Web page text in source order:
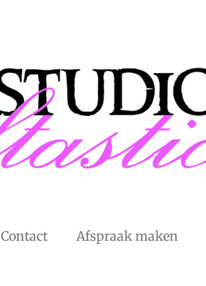
Contact Afspraak maken